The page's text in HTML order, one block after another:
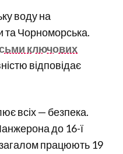
воду на
Чорноморська.
ключових
відповідає
всіх — безпека.
до 16-ї
працюють 19